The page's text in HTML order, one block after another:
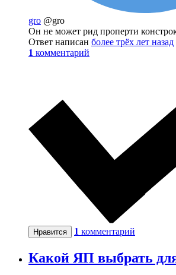
gro @gro
Он не может рид проперти
Ответ написан более трёх лет назад
1 комментарий
Нравится 1 комментарий
Какой ЯП выбрать